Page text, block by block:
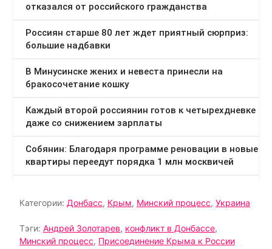
Категории: Донбасс, Крым, Минский процесс, Украина
Тэги: Андрей Золотарев, конфликт в Донбассе,
Минский процесс, Присоединение Крыма к России